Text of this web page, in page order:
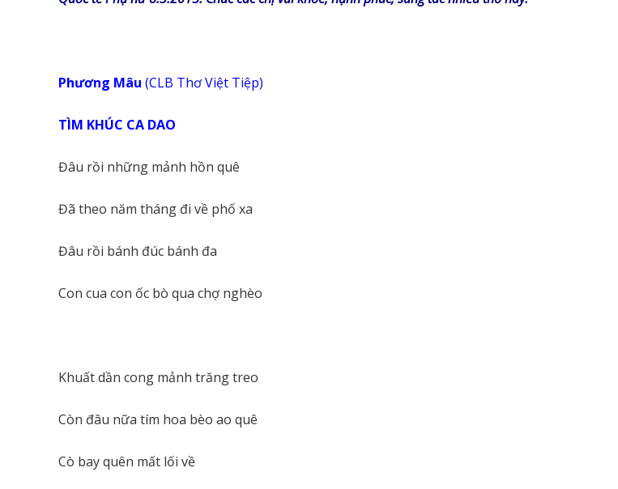
Phương Mâu (CLB Thơ Việt Tiệp)
TÌM KHÚC CA DAO
Đâu rồi những mảnh hồn quê
Đã theo năm tháng đi về phố xa
Đâu rồi bánh đúc bánh đa
Con cua con ốc bò qua chợ nghèo
Khuất dần cong mảnh trăng treo
Còn đâu nữa tím hoa bèo ao quê
Cò bay quên mất lối về